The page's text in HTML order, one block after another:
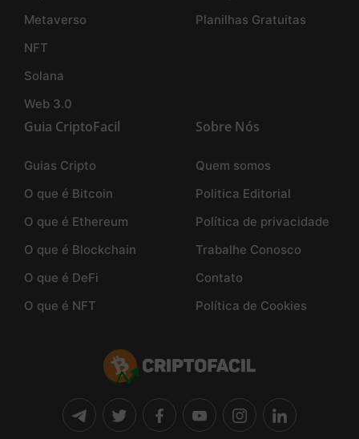
Metaverso
NFT
Solana
Web 3.0
Planilhas Gratuitas
Guia CriptoFacil
Guias Cripto
O que é Bitcoin
O que é Ethereum
O que é Blockchain
O que é DeFi
O que é NFT
Sobre Nós
Quem somos
Politica Editorial
Política de privacidade
Trabalhe Conosco
Contato
Política de Cookies